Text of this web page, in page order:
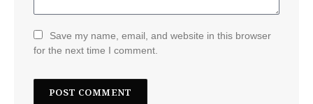
Save my name, email, and website in this browser
for the next time I comment.